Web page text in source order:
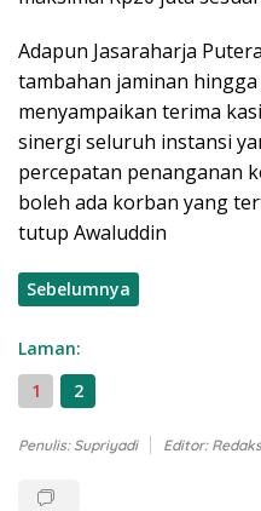
Adapun Jasaraharja
tambahan jaminan hingga
menyampaikan terima
sinergi seluruh instansi
percepatan penanganan
boleh ada korban yang
tutup Awaluddin
Sebelumnya
Laman:
1
2
Penulis: Supriyadi Editor: